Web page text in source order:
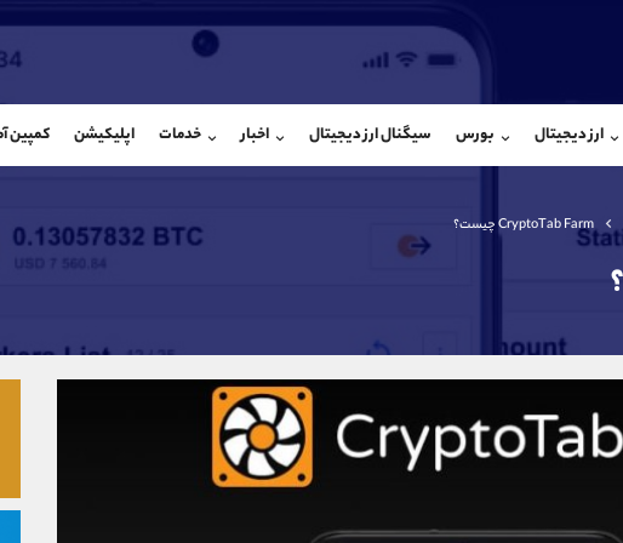
ارز دیجیتال بورس سیگنال ارز دیجیتال اخبار خدمات اپلیکیشن کمپین
CryptoTab Farm چیست؟ @Armteam_admin_por
داخلی